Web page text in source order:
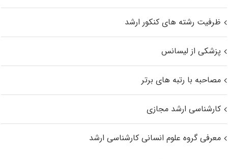
ظرفیت رشته های کنکور ارشد
پزشکی از لیسانس
مصاحبه با رتبه های برتر
کارشناسی ارشد مجازی
معرفی گروه علوم انسانی کارشناسی ارشد